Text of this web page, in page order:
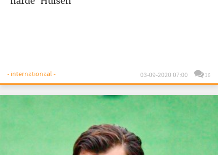
- internationaal - 03-09-2020 07:00 18